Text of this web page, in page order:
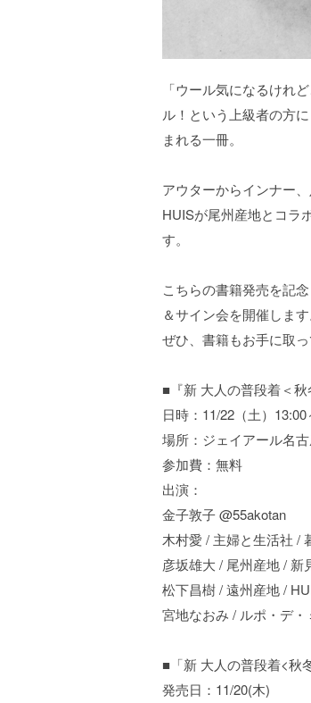
「ウール気になるけれ
ル！という上級者の方
まれる一冊。
アウターからインナー
HUISが尾州産地とコラ
す。
こちらの書籍発売を記
＆サイン会を開催します
ぜひ、書籍もお手に取
■『新 大人の普段着＜
日時：11/22（土）13:00
場所：ジェイアール名
参加費：無料
出演：
金子敦子 @55akotan
木村愛 / 主婦と生活社 /
彦坂雄大 / 尾州産地 / 新
松下昌樹 / 遠州産地 /
宮地なおみ / ルポ・デ
■「新 大人の普段着<秋
発売日：11/20(木)